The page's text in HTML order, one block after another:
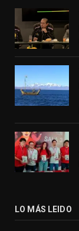
LO MÁS LEIDO